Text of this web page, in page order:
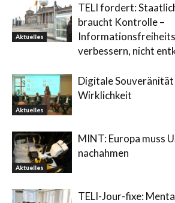
Aktuelles
TELI fordert:
braucht Kontrolle –
verbessern, nicht
Aktuelles
Digitale Souveränität
Wirklichkeit
Aktuelles
MINT: Europa muss
nachahmen
TELI-Jour-fixe: